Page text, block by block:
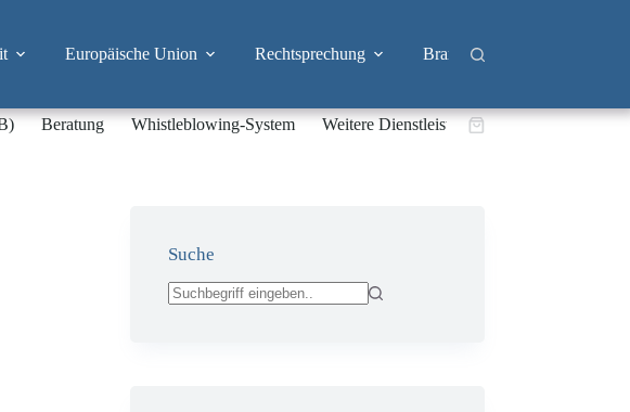
Europäische Union Rechtsprechung Branchen
Beratung Whistleblowing-System Weitere DienstleistungenWarenkorb
Suche